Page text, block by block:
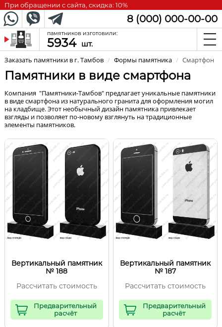
При обращении с сайта, скидка: 10%
8 (000) 000-00-00
памятников изготовили:
5934 шт.
Заказать памятники в г. Тамбов / Формы памятника / Смартфон
Памятники в виде смартфона
Компания "Памятники-Тамбов" предлагает уникальные памятники
в виде смартфона из натурального гранита для оформления могил
на кладбище. Этот необычный дизайн памятника привлекает
взгляды и позволяет по-новому взглянуть на традиционные
элементы памятников.
Вертикальный памятник
№ 188
Рассчитать стоимость
Предварительный
расчёт
Вертикальный памятник
№ 187
Рассчитать стоимость
Предварительный
расчёт